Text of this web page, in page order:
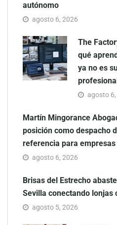
autónomo
agosto 6, 2026
The
qué
ya no es
agosto
Martín Mingorance
posición como despacho
referencia para
agosto 6, 2026
Brisas del Estrecho
Sevilla conectando lonjas
agosto 5, 2026